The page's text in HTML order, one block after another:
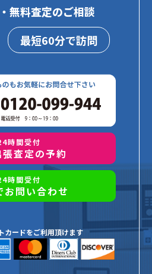
無料査定のご相談
最短60分で訪問
時間受付
査定の予約
時間受付
お問い合わせ
カードをご利用頂けます